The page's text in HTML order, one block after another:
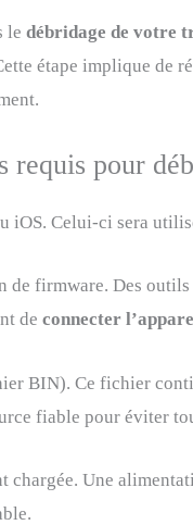
le débridage de votre
étape implique de
requis pour
iOS. Celui-ci sera
de firmware. Des
deconnecter
BIN). Ce fichier
fiable pour éviter
chargée. Une